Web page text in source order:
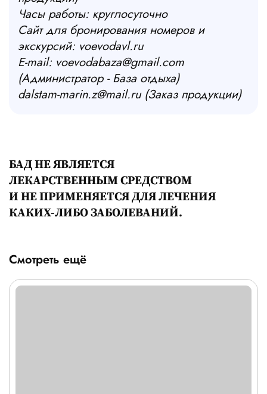
Часы работы: круглосуточно
Сайт для бронирования номеров и
экскурсий: voevodavl.ru
E-mail: voevodabaza@gmail.com
(Администратор - База отдыха)
dalstam-marin.z@mail.ru (Заказ продукции)
БАД НЕ ЯВЛЯЕТСЯ
ЛЕКАРСТВЕННЫМ СРЕДСТВОМ
И НЕ ПРИМЕНЯЕТСЯ ДЛЯ ЛЕЧЕНИЯ
КАКИХ-ЛИБО ЗАБОЛЕВАНИЙ.
Смотреть ещё